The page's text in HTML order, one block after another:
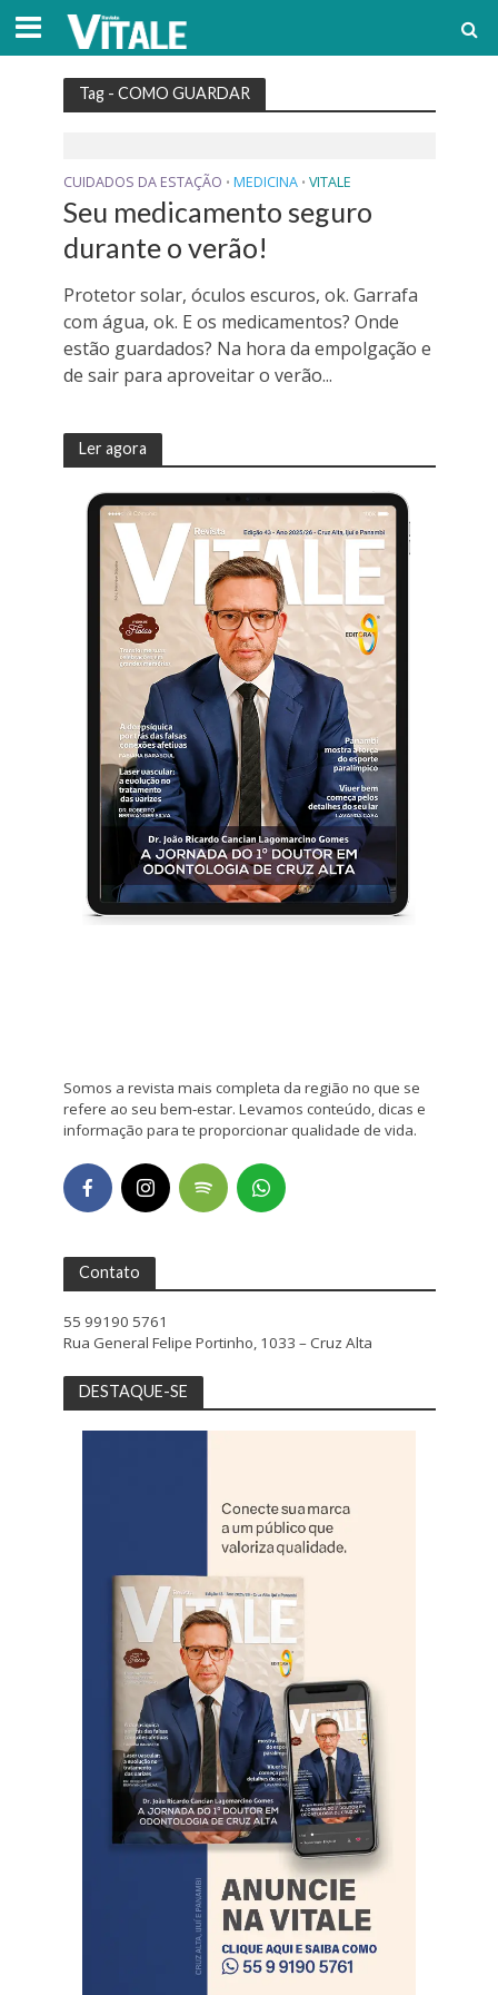
Tag - COMO GUARDAR
CUIDADOS DA ESTAÇÃO • MEDICINA • VITALE
Seu medicamento seguro
durante o verão!
Protetor solar, óculos escuros, ok. Garrafa
com água, ok. E os medicamentos? Onde
estão guardados? Na hora da empolgação e
de sair para aproveitar o verão...
Ler agora
Somos a revista mais completa da região no que se
refere ao seu bem-estar. Levamos conteúdo, dicas e
informação para te proporcionar qualidade de vida.
Contato
55 99190 5761
Rua General Felipe Portinho, 1033 – Cruz Alta
DESTAQUE-SE